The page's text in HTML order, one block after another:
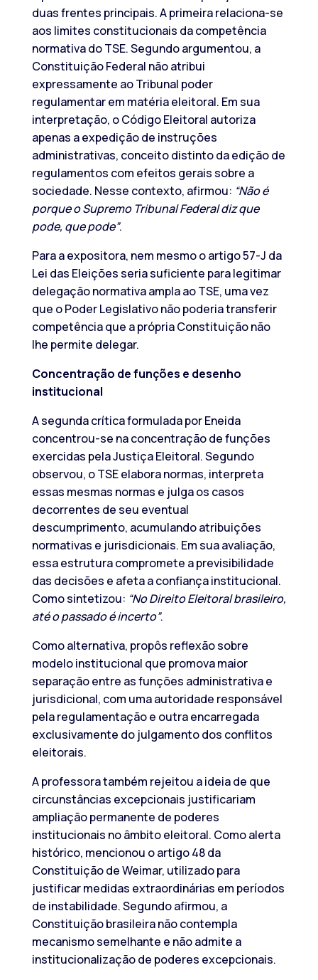
duas frentes principais. A primeira relaciona-se
aos limites constitucionais da competência
normativa do TSE. Segundo argumentou, a
Constituição Federal não atribui
expressamente ao Tribunal poder
regulamentar em matéria eleitoral. Em sua
interpretação, o Código Eleitoral autoriza
apenas a expedição de instruções
administrativas, conceito distinto da edição de
regulamentos com efeitos gerais sobre a
sociedade. Nesse contexto, afirmou: “Não é
porque o Supremo Tribunal Federal diz que
pode, que pode”.
Para a expositora, nem mesmo o artigo 57-J da
Lei das Eleições seria suficiente para legitimar
delegação normativa ampla ao TSE, uma vez
que o Poder Legislativo não poderia transferir
competência que a própria Constituição não
lhe permite delegar.
Concentração de funções e desenho
institucional
A segunda crítica formulada por Eneida
concentrou-se na concentração de funções
exercidas pela Justiça Eleitoral. Segundo
observou, o TSE elabora normas, interpreta
essas mesmas normas e julga os casos
decorrentes de seu eventual
descumprimento, acumulando atribuições
normativas e jurisdicionais. Em sua avaliação,
essa estrutura compromete a previsibilidade
das decisões e afeta a confiança institucional.
Como sintetizou: “No Direito Eleitoral brasileiro,
até o passado é incerto”.
Como alternativa, propôs reflexão sobre
modelo institucional que promova maior
separação entre as funções administrativa e
jurisdicional, com uma autoridade responsável
pela regulamentação e outra encarregada
exclusivamente do julgamento dos conflitos
eleitorais.
A professora também rejeitou a ideia de que
circunstâncias excepcionais justificariam
ampliação permanente de poderes
institucionais no âmbito eleitoral. Como alerta
histórico, mencionou o artigo 48 da
Constituição de Weimar, utilizado para
justificar medidas extraordinárias em períodos
de instabilidade. Segundo afirmou, a
Constituição brasileira não contempla
mecanismo semelhante e não admite a
institucionalização de poderes excepcionais.